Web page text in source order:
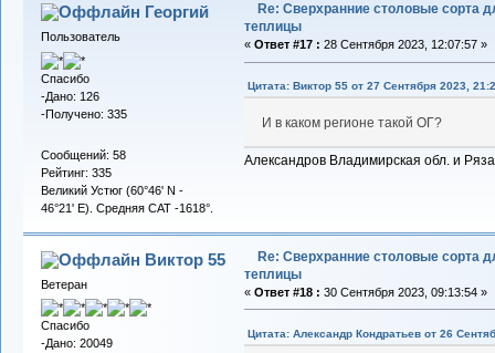
Георгий
Пользователь
Спасибо
-Дано: 126
-Получено: 335
Сообщений: 58
Рейтинг: 335
Великий Устюг (60°46' N -
46°21' E). Средняя САТ -1618°.
Re: Сверхранние столовые сорта
теплицы
« Ответ #17 : 28 Сентября 2023, 12:07:57 »
Цитата: Виктор 55 от 27 Сентября 2023,
И в каком регионе такой ОГ?
Александров Владимирская обл. и
Виктор 55
Ветеран
Спасибо
-Дано: 20049
Re: Сверхранние столовые сорта
теплицы
« Ответ #18 : 30 Сентября 2023, 09:13:54 »
Цитата: Александр Кондратьев от 26